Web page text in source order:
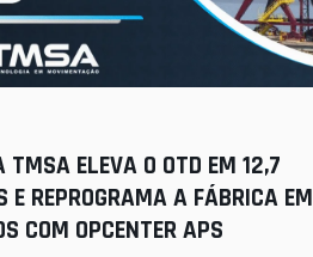
TMSA ELEVA O OTD EM 12,7
E REPROGRAMA A FÁBRICA EM
COM OPCENTER APS